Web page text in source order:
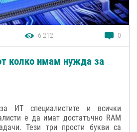
6 212 0
колко имам нужда за
ИТ специалистите и всички
е да имат достатъчно RAM
Тези три прости букви са